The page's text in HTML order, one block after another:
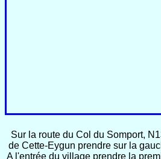
Sur la route du Col du Somport,
de Cette-Eygun prendre sur la
A l'entrée du village prendre la